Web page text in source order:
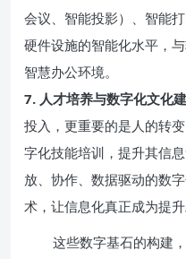
会议、智能投影）、智能
硬件设施的智能化水平，
智慧办公环境。
7. 人才培养与数字化文化建
投入，更重要的是人的转
字化技能培训，提升其信
放、协作、数据驱动的数
术，让信息化真正成为提
这些数字基石的构建